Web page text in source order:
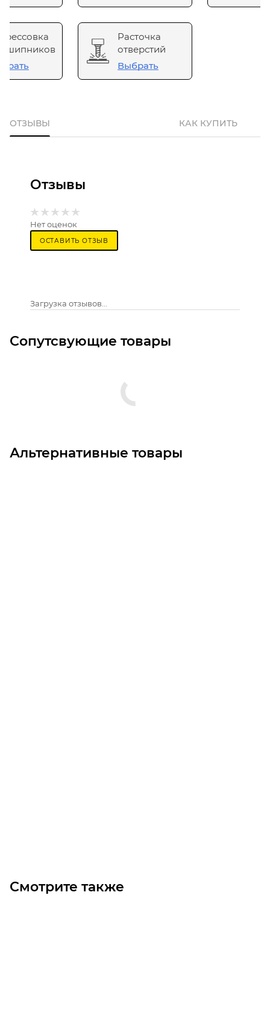
Расточка
отверстий
Выбрать
ОТЗЫВЫ КАК КУПИТЬ
Отзывы
Нет оценок
ОСТАВИТЬ ОТЗЫВ
Загрузка отзывов...
Сопутсвующие товары
Альтернативные товары
Смотрите также